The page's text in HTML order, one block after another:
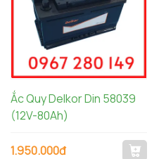
Ắc Quy Delkor Din 58039
(12V-80Ah)
1.950.000đ